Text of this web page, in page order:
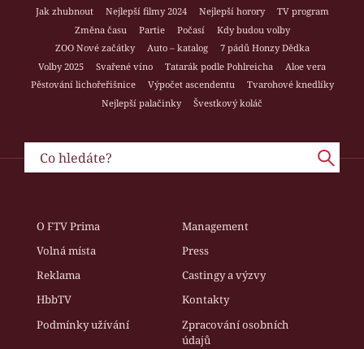
Jak zhubnout Nejlepší filmy 2024 Nejlepší horory
TV program
Změna času
Partie Počasí
Kdy budou volby
ZOO Nové začátky
Auto – katalog
7 pádů Honzy Dědka
Volby 2025
Svařené víno Tatarák podle Pohlreicha
Aloe vera
Pěstování lichořeřišnice
Výpočet ascendentu
Tvarohové knedlíky
Nejlepší palačinky
Švestkový koláč
O FTV Prima
Management
Volná místa
Press
Reklama
Castingy a výzvy
HbbTV
Kontakty
Podmínky užívání
Zpracování osobních
údajů